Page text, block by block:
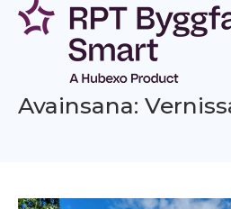
Siirry
sisältöön
Avainsana: